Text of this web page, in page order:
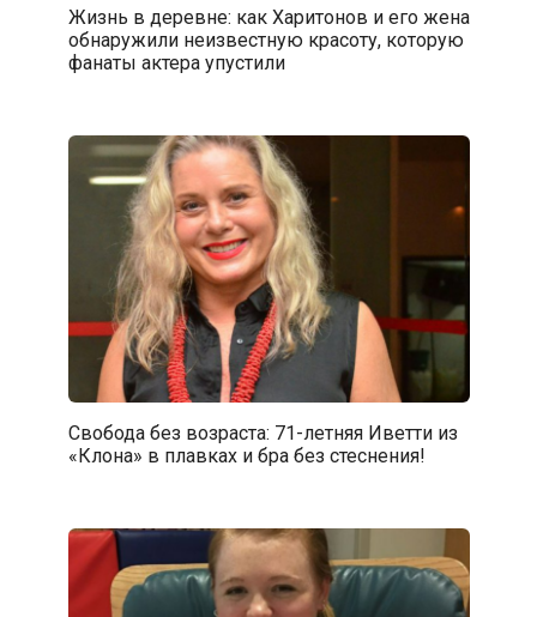
Жизнь в деревне: как Харитонов и его жена
обнаружили неизвестную красоту, которую
фанаты актера упустили
Свобода без возраста: 71-летняя Иветти из
«Клона» в плавках и бра без стеснения!